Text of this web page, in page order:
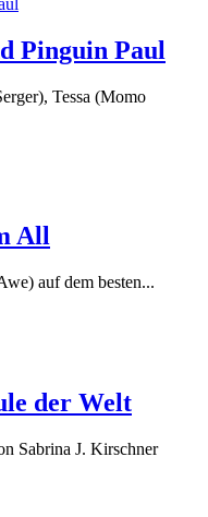
Pinguin Paul
Tessa (Momo
All
auf dem besten...
der Welt
Sabrina J. Kirschner